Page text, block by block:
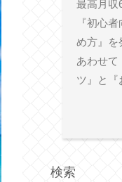
最高月収
『初心
め方』を
あわせて
ツ』と『
検索